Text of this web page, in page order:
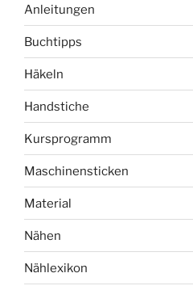
Anleitungen
Buchtipps
Häkeln
Handstiche
Kursprogramm
Maschinensticken
Material
Nähen
Nählexikon